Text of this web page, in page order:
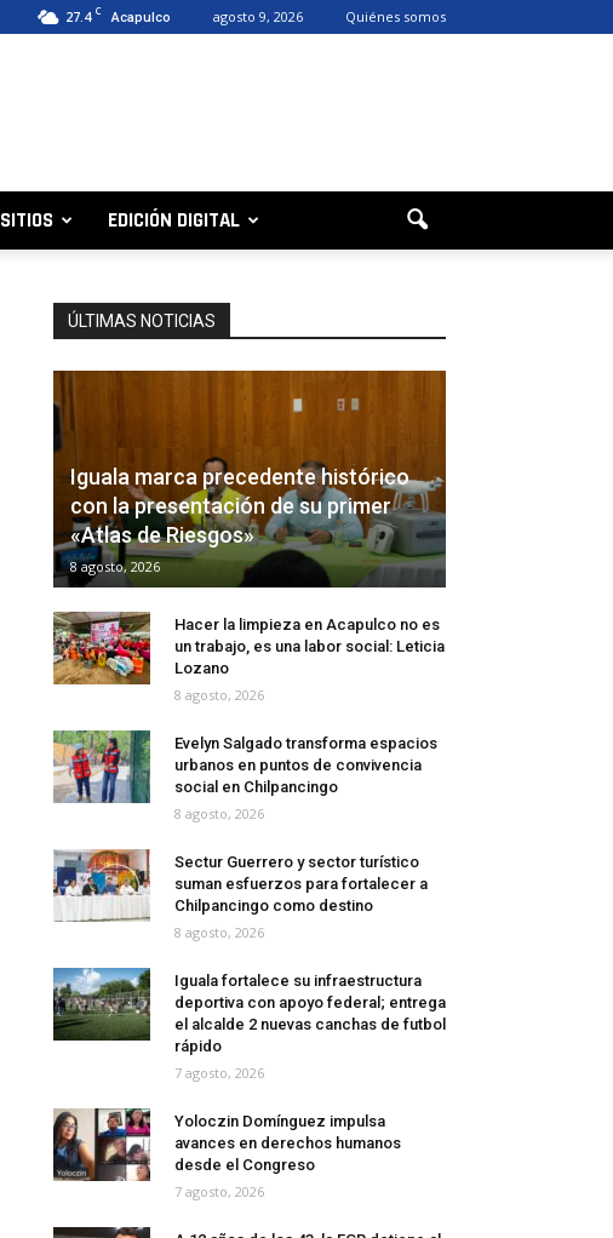
27.4 C Acapulco agosto 9, 2026 Quiénes somos
SITIOS EDICIÓN DIGITAL
ÚLTIMAS NOTICIAS
Iguala marca precedente histórico
con la presentación de su primer
«Atlas de Riesgos»
8 agosto, 2026
Hacer la limpieza en Acapulco no es
un trabajo, es una labor social: Leticia
Lozano
8 agosto, 2026
Evelyn Salgado transforma espacios
urbanos en puntos de convivencia
social en Chilpancingo
8 agosto, 2026
Sectur Guerrero y sector turístico
suman esfuerzos para fortalecer a
Chilpancingo como destino
8 agosto, 2026
Iguala fortalece su infraestructura
deportiva con apoyo federal; entrega
el alcalde 2 nuevas canchas de futbol
rápido
7 agosto, 2026
Yoloczin Domínguez impulsa
avances en derechos humanos
desde el Congreso
7 agosto, 2026